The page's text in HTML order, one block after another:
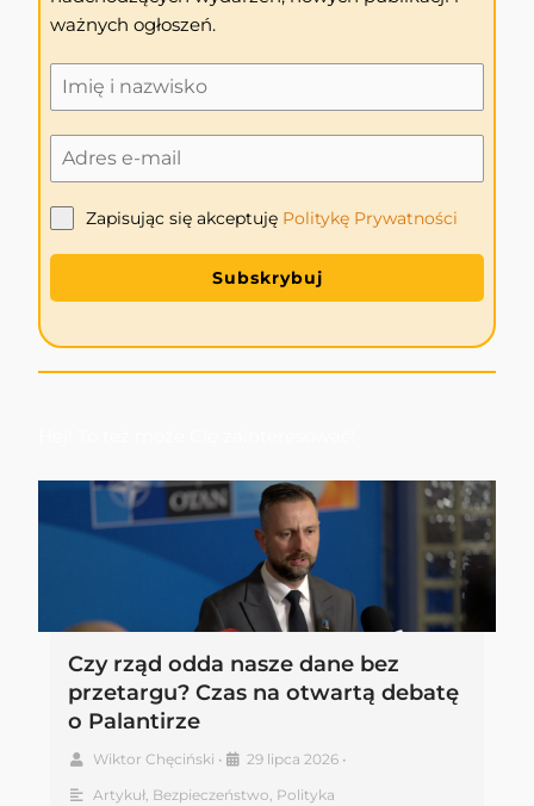
ważnych ogłoszeń.
Zapisując się akceptuję Politykę Prywatności
Subskrybuj
Czy rząd odda nasze dane bez
przetargu? Czas na otwartą debatę
o Palantirze
Wiktor Chęciński • 29 lipca 2026 •
Artykuł, Bezpieczeństwo, Polityka